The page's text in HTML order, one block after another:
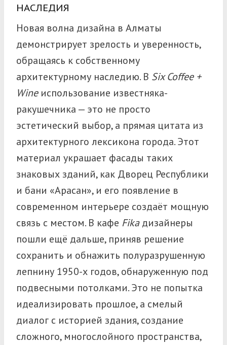
НАСЛЕДИЯ
Новая волна дизайна в Алматы
демонстрирует зрелость и уверенность,
обращаясь к собственному
архитектурному наследию. В Six Coffee +
Wineиспользование известняка-
ракушечника — это не просто
эстетический выбор, а прямая цитата из
архитектурного лексикона города. Этот
материал украшает фасады таких
знаковых зданий, как Дворец Республики
и бани «Арасан», и его появление в
современном интерьере создаёт мощную
связь с местом. В кафе Fikaдизайнеры
пошли ещё дальше, приняв решение
сохранить и обнажить полуразрушенную
лепнину 1950-х годов, обнаруженную под
подвесными потолками. Это не попытка
идеализировать прошлое, а смелый
диалог с историей здания, создание
сложного, многослойного пространства,